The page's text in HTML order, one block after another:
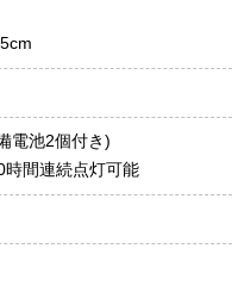
電池2個付き)
時間連続点灯可能